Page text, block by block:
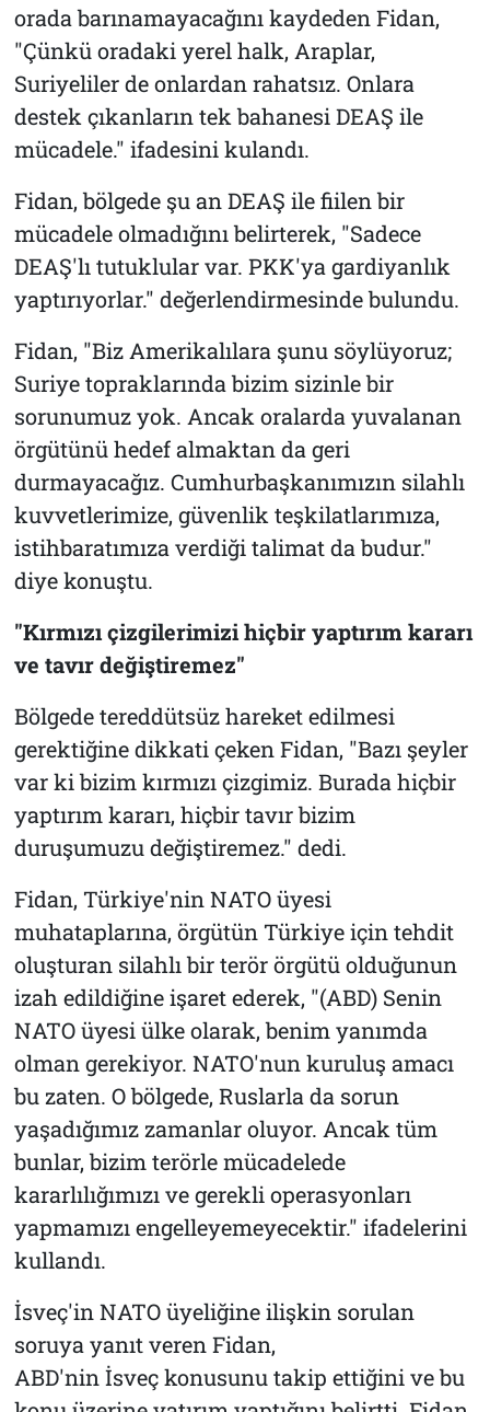
orada barınamayacağını kaydeden Fidan,
"Çünkü oradaki yerel halk, Araplar,
Suriyeliler de onlardan rahatsız. Onlara
destek çıkanların tek bahanesi DEAŞ ile
mücadele." ifadesini kulandı.
Fidan, bölgede şu an DEAŞ ile fiilen bir
mücadele olmadığını belirterek, "Sadece
DEAŞ'lı tutuklular var. PKK'ya gardiyanlık
yaptırıyorlar." değerlendirmesinde bulundu.
Fidan, "Biz Amerikalılara şunu söylüyoruz;
Suriye topraklarında bizim sizinle bir
sorunumuz yok. Ancak oralarda yuvalanan
örgütünü hedef almaktan da geri
durmayacağız. Cumhurbaşkanımızın silahlı
kuvvetlerimize, güvenlik teşkilatlarımıza,
istihbaratımıza verdiği talimat da budur."
diye konuştu.
"Kırmızı çizgilerimizi hiçbir yaptırım kararı
ve tavır değiştiremez"
Bölgede tereddütsüz hareket edilmesi
gerektiğine dikkati çeken Fidan, "Bazı şeyler
var ki bizim kırmızı çizgimiz. Burada hiçbir
yaptırım kararı, hiçbir tavır bizim
duruşumuzu değiştiremez." dedi.
Fidan, Türkiye'nin NATO üyesi
muhataplarına, örgütün Türkiye için tehdit
oluşturan silahlı bir terör örgütü olduğunun
izah edildiğine işaret ederek, "(ABD) Senin
NATO üyesi ülke olarak, benim yanımda
olman gerekiyor. NATO'nun kuruluş amacı
bu zaten. O bölgede, Ruslarla da sorun
yaşadığımız zamanlar oluyor. Ancak tüm
bunlar, bizim terörle mücadelede
kararlılığımızı ve gerekli operasyonları
yapmamızı engelleyemeyecektir." ifadelerini
kullandı.
İsveç'in NATO üyeliğine ilişkin sorulan
soruya yanıt veren Fidan,
ABD'nin İsveç konusunu takip ettiğini ve bu